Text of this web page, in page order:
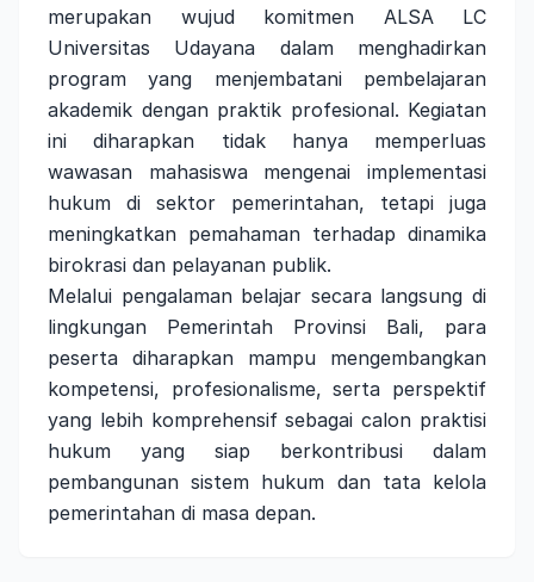
merupakan wujud komitmen ALSA LC
Universitas Udayana dalam menghadirkan
program yang menjembatani pembelajaran
akademik dengan praktik profesional. Kegiatan
ini diharapkan tidak hanya memperluas
wawasan mahasiswa mengenai implementasi
hukum di sektor pemerintahan, tetapi juga
meningkatkan pemahaman terhadap dinamika
birokrasi dan pelayanan publik.
Melalui pengalaman belajar secara langsung di
lingkungan Pemerintah Provinsi Bali, para
peserta diharapkan mampu mengembangkan
kompetensi, profesionalisme, serta perspektif
yang lebih komprehensif sebagai calon praktisi
hukum yang siap berkontribusi dalam
pembangunan sistem hukum dan tata kelola
pemerintahan di masa depan.